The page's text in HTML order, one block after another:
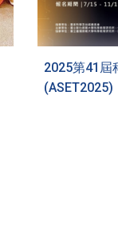
2025第41屆
(ASET2025)